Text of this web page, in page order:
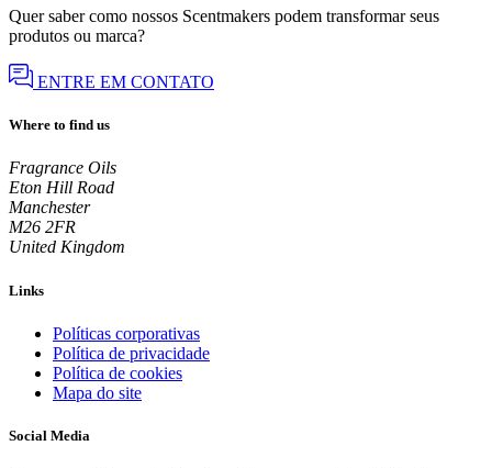
Quer saber como nossos Scentmakers podem transformar seus
produtos ou marca?
ENTRE EM CONTATO
Where to find us
Fragrance Oils
Eton Hill Road
Manchester
M26 2FR
United Kingdom
Links
Políticas corporativas
Política de privacidade
Política de cookies
Mapa do site
Social Media